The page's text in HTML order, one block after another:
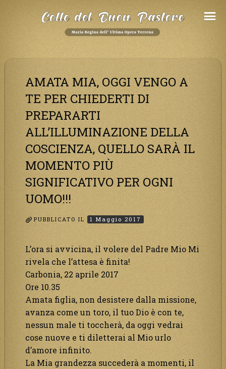
AMATA MIA, OGGI VENGO A
TE PER CHIEDERTI DI
PREPARARTI
ALL’ILLUMINAZIONE DELLA
COSCIENZA, QUELLO SARÀ IL
MOMENTO PIÙ
SIGNIFICATIVO PER OGNI
UOMO!!!
PUBBLICATO IL 1 Maggio 2017
L’ora si avvicina, il volere del Padre Mio Mi
rivela che l’attesa è finita!
Carbonia, 22 aprile 2017
Ore 10.35
Amata figlia, non desistere dalla missione,
avanza come un toro, il tuo Dio è con te,
nessun male ti toccherà, da oggi vedrai
cose nuove e ti diletterai al Mio urlo
d’amore infinito.
La Mia grandezza succederà a momenti, il